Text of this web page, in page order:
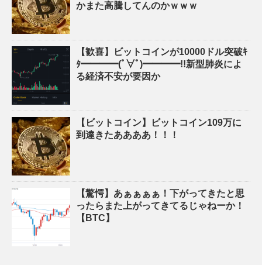
かまた高騰してんのかｗｗｗ
【歓喜】ビットコインが10000ドル突破ｷ
ﾀ━━━━(ﾟ∀ﾟ)━━━━!!新型肺炎によ
る経済不安が要因か
【ビットコイン】ビットコイン109万に
到達きたああああ！！！
【驚愕】あぁぁぁぁ！下がってきたと思
ったらまた上がってきてるじゃねーか！
【BTC】